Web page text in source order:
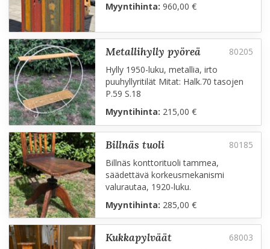
Myyntihinta: 960,00 €
metallihylly pyöreä
Hylly 1950-luku, metallia, irto
puuhyllyritilät Mitat: Halk.70 tasojen
P.59 S.18
Myyntihinta: 215,00 €
billnäs tuoli
Billnäs konttorituoli tammea,
säädettävä korkeusmekanismi
valurautaa, 1920-luku.
Myyntihinta: 285,00 €
kukkapylväät